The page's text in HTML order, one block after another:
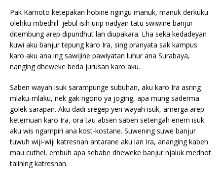
Pak Karnoto ketepakan hobine ngingu manuk, manuk derkuku
olehku mbedhil jebul isih urip nadyan tatu swiwine banjur
ditembung arep dipundhut lan diupakara. Lha seka kedadeyan
kuwi aku banjur tepung karo Ira, sing pranyata sak kampus
karo aku ana ing sawijine pawiyatan luhur ana Surabaya,
nanging dheweke beda jurusan karo aku.
Saben wayah isuk sarampunge subuhan, aku karo Ira asring
mlaku-mlaku, nek gak ngono ya joging, apa mung saderma
golek sarapan. Aku dadi sregep yen wayah isuk, amerga arep
ketemuan karo Ira, ora tau absen saben setengah enem isuk
aku wis ngampiri ana kost-kostane. Suwening suwe banjur
tuwuh wiji-wiji katresnan antarane aku lan Ira, ananging kabeh
mau cuthel, embuh apa sebabe dheweke banjur njaluk medhot
talining katresnan.